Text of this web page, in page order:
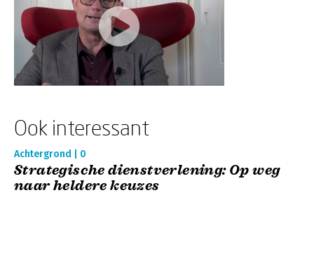
Ook interessant
Achtergrond | 0
Strategische dienstverlening: Op weg
naar heldere keuzes